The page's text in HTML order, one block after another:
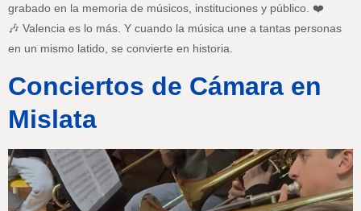
grabado en la memoria de músicos, instituciones y público. ❤️
🎶 Valencia es lo más. Y cuando la música une a tantas personas
en un mismo latido, se convierte en historia.
Conciertos de Cámara en
Mislata